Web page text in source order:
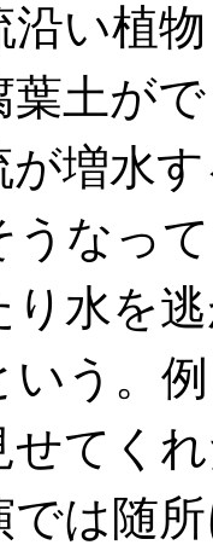
い植
葉土が
が増水
うなっ
水を
いう。
せてく
は随